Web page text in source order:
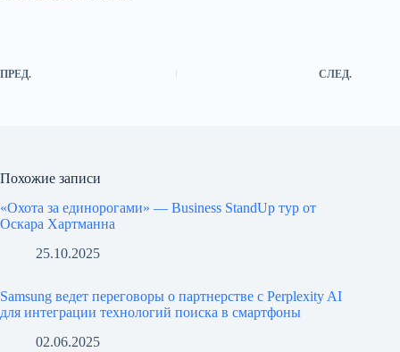
ПРЕД. СЛЕД.
Похожие записи
«Охота за единорогами» — Business StandUp тур от
Оскара Хартманна
25.10.2025
Samsung ведет переговоры о партнерстве с Perplexity AI
для интеграции технологий поиска в смартфоны
02.06.2025